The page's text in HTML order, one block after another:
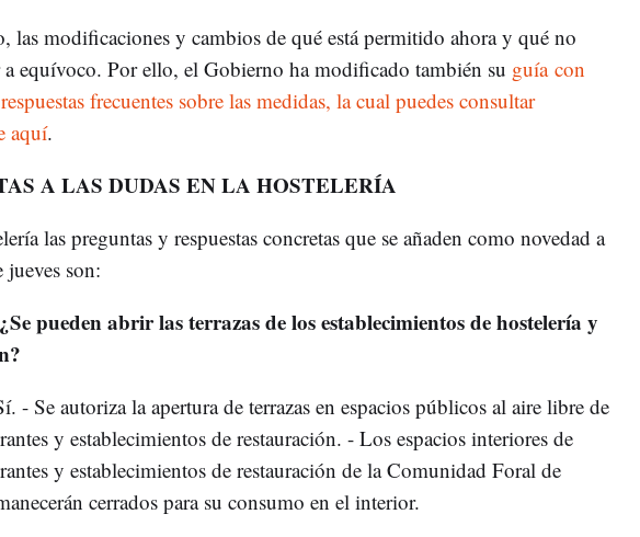
las modificaciones y cambios de qué está permitido ahora y qué no
equívoco. Por ello, el Gobierno ha modificado también su guía con
frecuentes sobre las medidas, la cual puedes consultar
aquí.
A LAS DUDAS EN LA HOSTELERÍA
las preguntas y respuestas concretas que se añaden como novedad a
jueves son:
pueden abrir las terrazas de los establecimientos de hostelería y
- Se autoriza la apertura de terrazas en espacios públicos al aire libre de
y establecimientos de restauración. - Los espacios interiores de
y establecimientos de restauración de la Comunidad Foral de
cerrados para su consumo en el interior.